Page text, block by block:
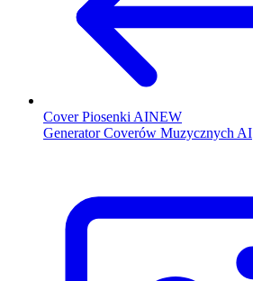
Cover Piosenki AINEW
Generator Coverów Muzycznych AI